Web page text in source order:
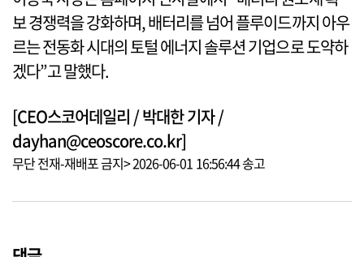
보 경쟁력을 강화하며, 배터리를 넘어 플루이드까지 아우
르는 전동화 시대의 토털 에너지 솔루션 기업으로 도약하
겠다”고 말했다.
[CEO스코어데일리 / 박대한 기자 /
dayhan@ceoscore.co.kr]
무단 전재-재배포 금지> 2026-06-01 16:56:44 송고